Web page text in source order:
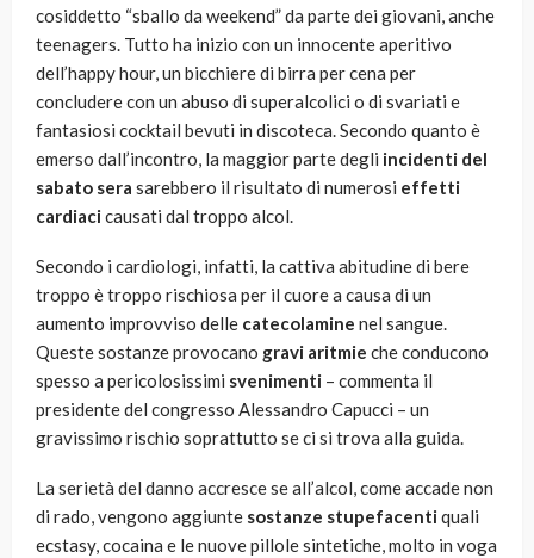
cosiddetto “sballo da weekend” da parte dei giovani, anche
teenagers. Tutto ha inizio con un innocente aperitivo
dell’happy hour, un bicchiere di birra per cena per
concludere con un abuso di superalcolici o di svariati e
fantasiosi cocktail bevuti in discoteca. Secondo quanto è
emerso dall’incontro, la maggior parte degli incidenti del
sabato sera sarebbero il risultato di numerosi effetti
cardiacicausati dal troppo alcol.
Secondo i cardiologi, infatti, la cattiva abitudine di bere
troppo è troppo rischiosa per il cuore a causa di un
aumento improvviso delle catecolamine nel sangue.
Queste sostanze provocano gravi aritmie che conducono
spesso a pericolosissimi svenimenti – commenta il
presidente del congresso Alessandro Capucci – un
gravissimo rischio soprattutto se ci si trova alla guida.
La serietà del danno accresce se all’alcol, come accade non
di rado, vengono aggiunte sostanze stupefacentiquali
ecstasy, cocaina e le nuove pillole sintetiche, molto in voga